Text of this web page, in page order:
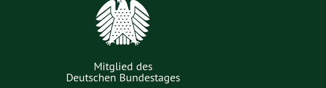
Mitglied des
Deutschen Bundestages